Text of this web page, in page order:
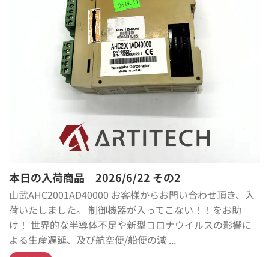
本日の入荷商品 2026/6/22 その2
山武AHC2001AD40000 お客様からお問い合わせ頂き、入
荷いたしました。 制御機器が入ってこない！！をお助
け！ 世界的な半導体不足や新型コロナウイルスの影響に
よる生産遅延、及び航空便/船便の減 ...